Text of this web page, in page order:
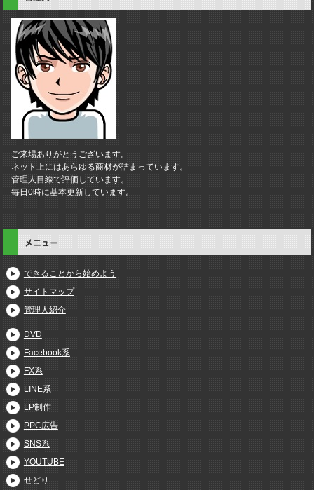
ご来場ありがとうございます。
ネット上にはあらゆる商材が詰まっています。
管理人目線で評価しています。
毎日0時に基本更新しています。
メニュー
できることから始めよう
サイトマップ
管理人紹介
DVD
Facebook系
FX系
LINE系
LP制作
PPC広告
SNS系
YOUTUBE
せどり